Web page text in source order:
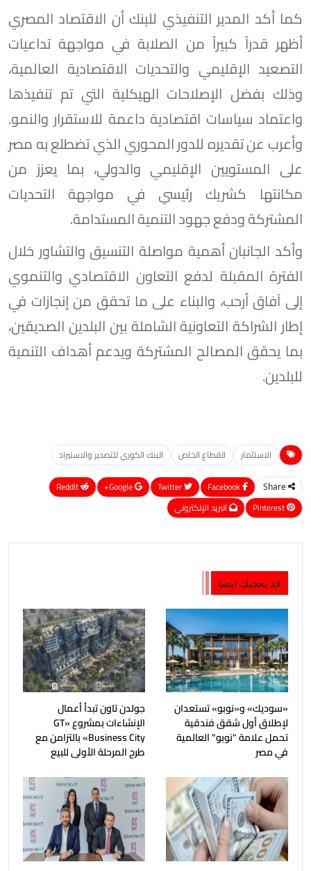
كما أكد المدير التنفيذي للبنك أن الاقتصاد المصري
أظهر قدراً كبيراً من الصلابة في مواجهة تداعيات
التصعيد الإقليمي والتحديات الاقتصادية العالمية،
وذلك بفضل الإصلاحات الهيكلية التي تم تنفيذها
واعتماد سياسات اقتصادية داعمة للاستقرار والنمو.
وأعرب عن تقديره للدور المحوري الذي تضطلع به مصر
على المستويين الإقليمي والدولي، بما يعزز من
مكانتها كشريك رئيسي في مواجهة التحديات
المشتركة ودفع جهود التنمية المستدامة.
وأكد الجانبان أهمية مواصلة التنسيق والتشاور خلال
الفترة المقبلة لدفع التعاون الاقتصادي والتنموي
إلى آفاق أرحب، والبناء على ما تحقق من إنجازات في
إطار الشراكة التعاونية الشاملة بين البلدين الصديقين،
بما يحقق المصالح المشتركة ويدعم أهداف التنمية
للبلدين.
الاستثمار القطاع الخاص البنك الكوري للتصدير والاستيراد
Share
Google+
ReddIt
Pinterest
البريد الإلكتروني
قد يعجبك ايضا
«سوديك» و«نوبو» تستعدان
لإطلاق أول شقق فندقية
تحمل علامة "نوبو" العالمية
في مصر
جولدن تاون تبدأ أعمال
الإنشاءات بمشروع «GT
Business City» بالتزامن مع
طرح المرحلة الأولى للبيع